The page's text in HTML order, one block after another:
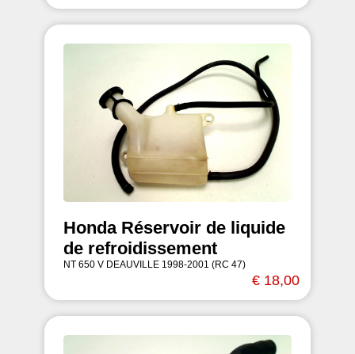
Honda Réservoir de liquide
de refroidissement
NT 650 V DEAUVILLE 1998-2001 (RC 47)
€ 18,00